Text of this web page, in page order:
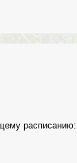
расписанию: